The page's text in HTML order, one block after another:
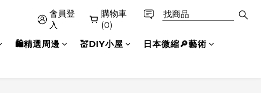
會員登
入
購物車
(0)
🛍️精選周邊 💒DIY小屋 日本微縮🔎藝術
立即購買